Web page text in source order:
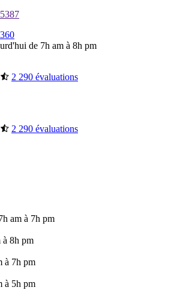
de 7h am à 8h pm
2 290 évaluations
2 290 évaluations
am à 7h pm
à 8h pm
à 7h pm
à 5h pm